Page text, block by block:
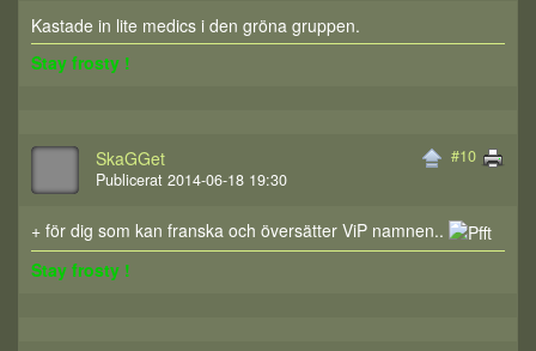
Kastade in lite medics i den gröna gruppen.
Stay frosty !
#10
SkaGGet
Publicerat 2014-06-18 19:30
+ för dig som kan franska och översätter ViP namnen..
Stay frosty !